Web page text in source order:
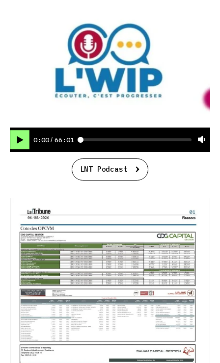
0:00 / 66:01
LNT Podcast